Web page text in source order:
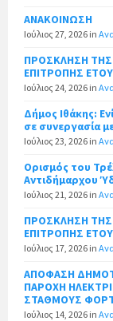
ΑΝΑΚΟΙΝΩΣΗ
Ιούλιος 27, 2026 in
ΠΡΟΣΚΛΗΣΗ ΤΗΣ
ΕΠΙΤΡΟΠΗΣ
Ιούλιος 24, 2026 in
Δήμος Ιθάκης:
σε συνεργασία
Ιούλιος 23, 2026 in
Ορισμός του
Αντιδήμαρχου
Ιούλιος 21, 2026 in
ΠΡΟΣΚΛΗΣΗ ΤΗΣ
ΕΠΙΤΡΟΠΗΣ
Ιούλιος 17, 2026 in
ΑΠΟΦΑΣΗ
ΠΑΡΟΧΗ
ΣΤΑΘΜΟΥΣ
Ιούλιος 14, 2026 in